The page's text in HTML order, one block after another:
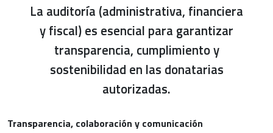
La auditoría (administrativa, financiera
y fiscal) es esencial para garantizar
transparencia, cumplimiento y
sostenibilidad en las donatarias
autorizadas.
Transparencia, colaboración y comunicación